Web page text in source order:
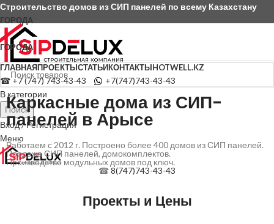
Строительство домов из СИП панелей по всему Казахстану
ГОРОДА
Строим по всему Казахстану
ГОРОДА
В категории
Поиск
Вход / Регистрация
Меню
☎8(747)743-43-43
ГЛАВНАЯПРОЕКТЫСТАТЬИКОНТАКТЫHOTWELL.KZ
☎ +7 (747) 743-43-43 +7(747)743-43-43
Каркасные дома из СИП-
панелей в Арысе
Работаем с 2012 г. Построено более 400 домов из СИП панелей.
Продажа СИП панелей, домокомплектов.
Производство модульных домов под ключ.
Проекты и Цены